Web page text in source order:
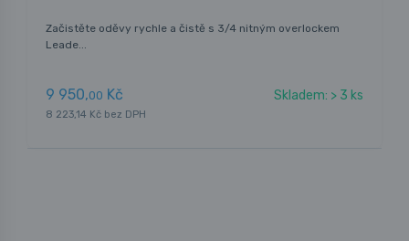
Začistěte oděvy rychle a čistě s 3/4 nitným overlockem
Leade...
9 950,00 Kč Skladem: > 3 ks
8 223,14 Kč bez DPH